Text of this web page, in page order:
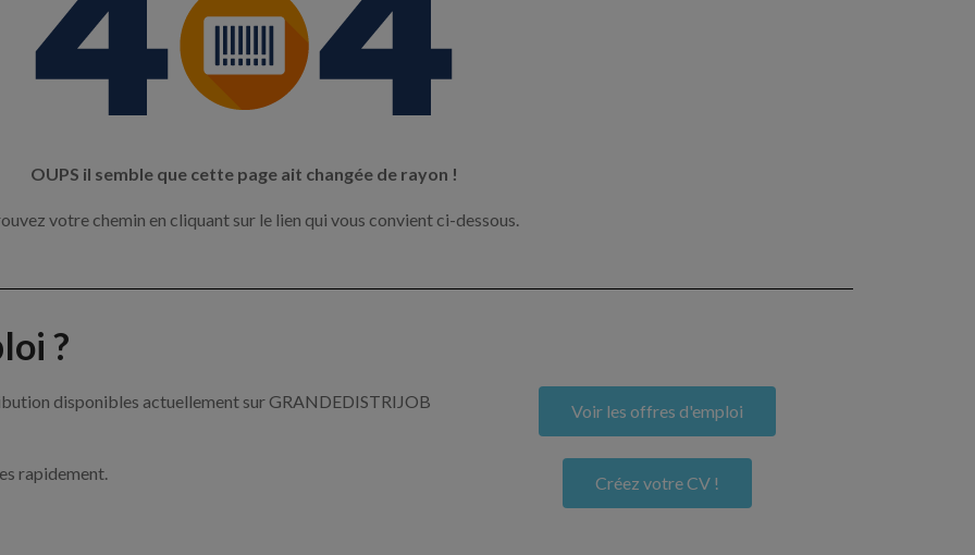
OUPS il semble que cette page ait changée de rayon !
votre chemin en cliquant sur le lien qui vous convient ci-dessous.
?
disponibles actuellement sur GRANDEDISTRIJOB Voir les offres d'emploi
rapidement. Créez votre CV !